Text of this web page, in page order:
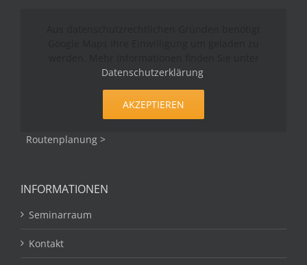
Datenschutzerklärung.
AKZEPTIEREN
Routenplanung >
INFORMATIONEN
Seminarraum
Kontakt